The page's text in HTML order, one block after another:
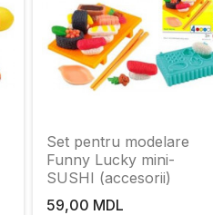
Set pentru modelare
Funny Lucky mini-
SUSHI (accesorii)
59,00 MDL